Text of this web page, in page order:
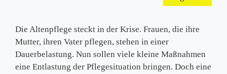
Die Altenpflege steckt in der Krise. Frauen, die ihre
Mutter, ihren Vater pflegen, stehen in einer
Dauerbelastung. Nun sollen viele kleine Maßnahmen
eine Entlastung der Pflegesituation bringen. Doch eine